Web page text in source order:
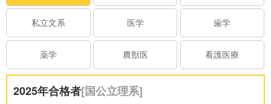
私立文系 医学 歯学
薬学 農獣医 看護医療
2025年合格者[国公立理系]